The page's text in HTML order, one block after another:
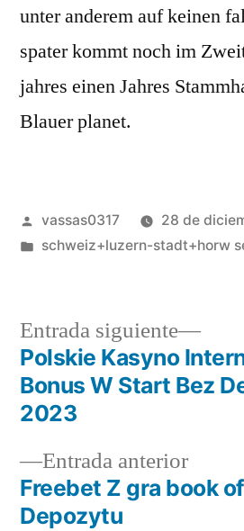
unter anderem auf keinen
spater kommt noch im
jahres einen Jahres
Blauer planet.
vassas0317
28 de
schweiz+luzern-stadt+horw
Entrada anterior
Freebet Z gra book
Depozytu
Entrada siguiente
Polskie Kasyno
Bonus W Start Bez
2023